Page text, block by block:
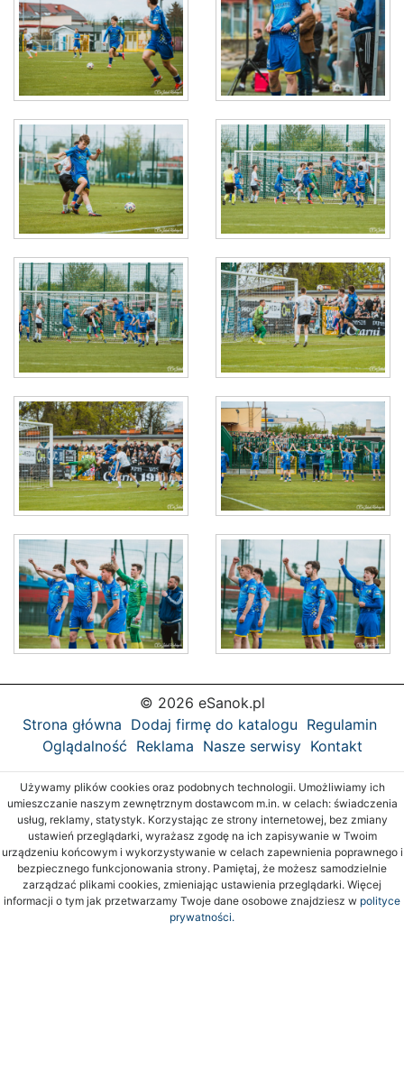
© 2026 eSanok.pl
Strona główna Dodaj firmę do katalogu Regulamin
Oglądalność Reklama Nasze serwisy Kontakt
Używamy plików cookies oraz podobnych technologii. Umożliwiamy ich
umieszczanie naszym zewnętrznym dostawcom m.in. w celach: świadczenia
usług, reklamy, statystyk. Korzystając ze strony internetowej, bez zmiany
ustawień przeglądarki, wyrażasz zgodę na ich zapisywanie w Twoim
urządzeniu końcowym i wykorzystywanie w celach zapewnienia poprawnego i
bezpiecznego funkcjonowania strony. Pamiętaj, że możesz samodzielnie
zarządzać plikami cookies, zmieniając ustawienia przeglądarki. Więcej
informacji o tym jak przetwarzamy Twoje dane osobowe znajdziesz w polityce
prywatności.